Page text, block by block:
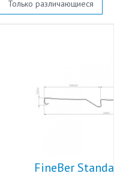
Только различающиеся
FineBer